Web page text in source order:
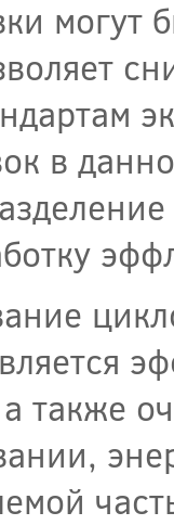
могут
в
а также